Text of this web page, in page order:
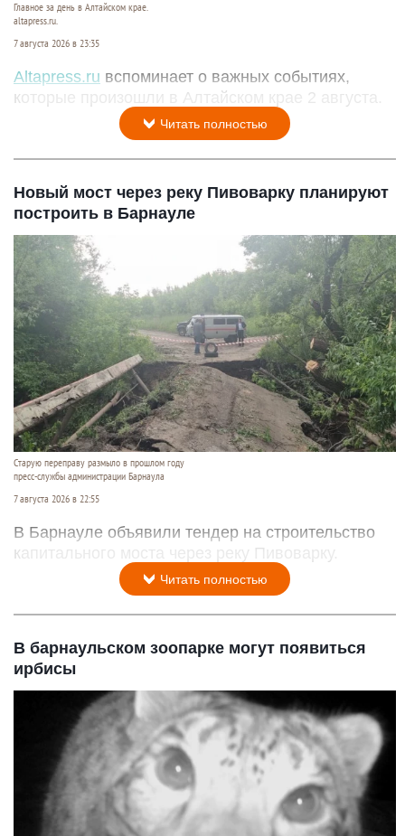
Главное за день в Алтайском крае.
altapress.ru.
7 августа 2026 в 23:35
Altapress.ru вспоминает о важных событиях,
которые произошли в Алтайском крае 2 августа.
Читать полностью
Новый мост через реку Пивоварку планируют
построить в Барнауле
Старую переправу размыло в прошлом году
пресс-службы администрации Барнаула
7 августа 2026 в 22:55
В Барнауле объявили тендер на строительство
капитального моста через реку Пивоварку.
Читать полностью
В барнаульском зоопарке могут появиться
ирбисы